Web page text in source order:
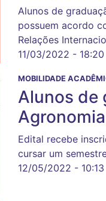
Alunos de
possuem acordo
Relações
11/03/2022 - 18:20
MOBILIDADE
Alunos de
Edital recebe
cursar um
12/05/2022 - 10:13